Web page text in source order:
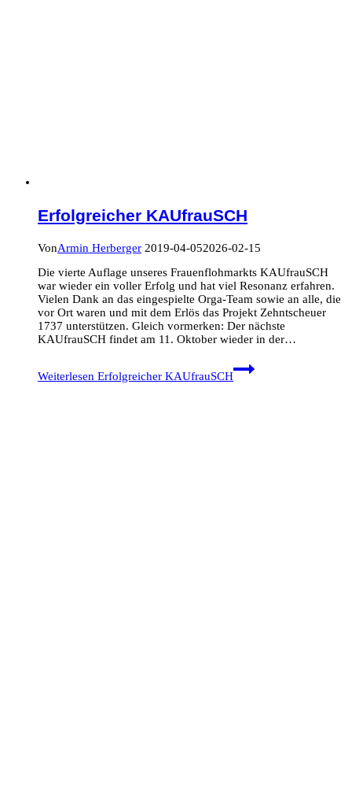
Erfolgreicher KAUfrauSCH
VonArmin Herberger 2019-04-052026-02-15
Die vierte Auflage unseres Frauenflohmarkts KAUfrauSCH
war wieder ein voller Erfolg und hat viel Resonanz erfahren.
Vielen Dank an das eingespielte Orga-Team sowie an alle, die
vor Ort waren und mit dem Erlös das Projekt Zehntscheuer
1737 unterstützen. Gleich vormerken: Der nächste
KAUfrauSCH findet am 11. Oktober wieder in der…
Weiterlesen Erfolgreicher KAUfrauSCH